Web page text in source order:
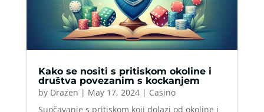
Kako se nositi s pritiskom okoline i
društva povezanim s kockanjem
by Drazen | May 17, 2024| Casino
Suočavanje s pritiskom koji dolazi od okoline i